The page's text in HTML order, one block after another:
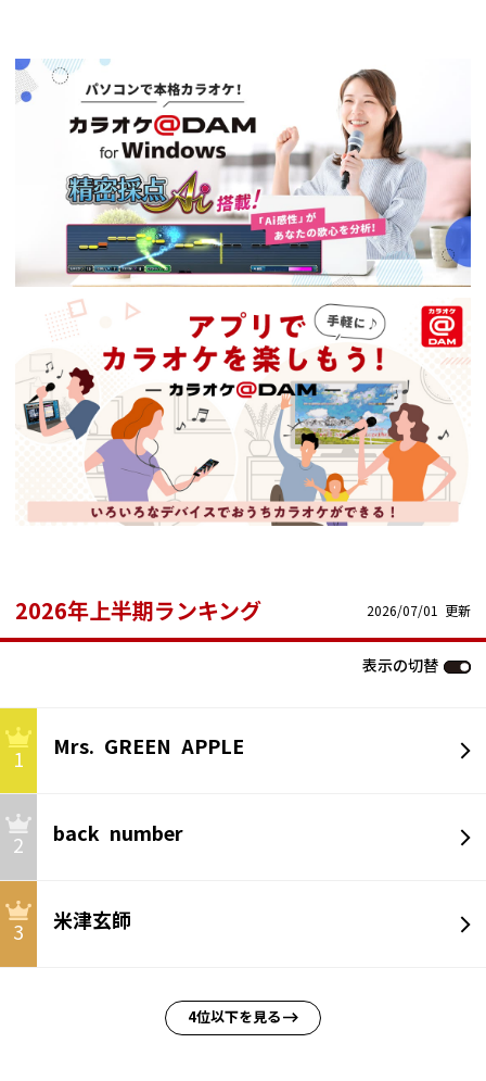
2026年上半期ランキング 2026/07/01 更新
表示の切替
1
Mrs. GREEN APPLE
2
back number
3
米津玄師
4位以下を見る